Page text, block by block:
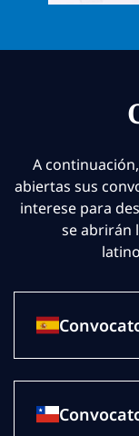
A
abiertas sus
interese para
se abrirán